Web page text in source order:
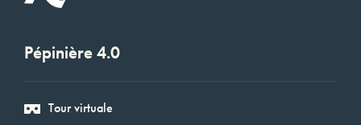
Pépinière 4.0
Tour virtuale